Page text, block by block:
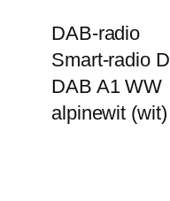
DAB-radio
Smart-radio
DAB A1 WW
alpinewit (wit)